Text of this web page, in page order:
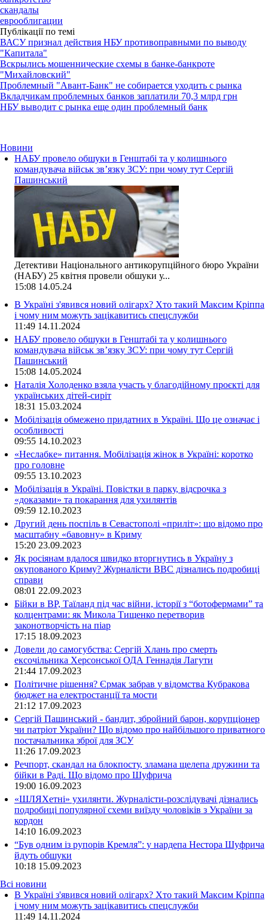
скандалы
еврооблигации
Публікації по темі
ВАСУ признал действия НБУ противоправными по выводу
"Капитала"
Вскрылись мошеннические схемы в банке-банкроте
"Михайловский"
Проблемный "Авант-Банк" не собирается уходить с рынка
Вкладчикам проблемных банков заплатили 70,3 млрд грн
НБУ выводит с рынка еще один проблемный банк
Новини
НАБУ провело обшуки в Генштабі та у колишнього
командувача військ зв’язку ЗСУ: при чому тут Сергій
Пашинський
Детективи Національного антикорупційного бюро України
(НАБУ) 25 квітня провели обшуки у...
15:08 14.05.24
В Україні з'явився новий олігарх? Хто такий Максим Кріппа
і чому ним можуть зацікавитись спецслужби
11:49 14.11.2024
НАБУ провело обшуки в Генштабі та у колишнього
командувача військ зв’язку ЗСУ: при чому тут Сергій
Пашинський
15:08 14.05.2024
Наталія Холоденко взяла участь у благодійному проєкті для
українських дітей-сиріт
18:31 15.03.2024
Мобілізація обмежено придатних в Україні. Що це означає і
особливості
09:55 14.10.2023
«Неслабке» питання. Мобілізація жінок в Україні: коротко
про головне
09:55 13.10.2023
Мобілізація в Україні. Повістки в парку, відсрочка з
«доказами» та покарання для ухилянтів
09:59 12.10.2023
Другий день поспіль в Севастополі «приліт»: що відомо про
масштабну «бавовну» в Криму
15:20 23.09.2023
Як росіянам вдалося швидко вторгнутись в Україну з
окупованого Криму? Журналісти ВВС дізнались подробиці
справи
08:01 22.09.2023
Бійки в ВР, Таїланд під час війни, історії з “ботофермами” та
колцентрами: як Микола Тищенко перетворив
законотворчість на піар
17:15 18.09.2023
Довели до самогубства: Сергій Хлань про смерть
ексочільника Херсонської ОДА Геннадія Лагути
21:44 17.09.2023
Політичне рішення? Єрмак забрав у відомства Кубракова
бюджет на електростанції та мости
21:12 17.09.2023
Сергій Пашинський - бандит, збройний барон, корупціонер
чи патріот України? Що відомо про найбільшого приватного
постачальника зброї для ЗСУ
11:26 17.09.2023
Речпорт, скандал на блокпосту, зламана щелепа дружини та
бійки в Раді. Що відомо про Шуфрича
19:00 16.09.2023
«ШЛЯХетні» ухилянти. Журналісти-розслідувачі дізнались
подробиці популярної схеми виїзду чоловіків з України за
кордон
14:10 16.09.2023
“Був одним із рупорів Кремля”: у нардепа Нестора Шуфрича
йдуть обшуки
10:18 15.09.2023
Всі новини
В Україні з'явився новий олігарх? Хто такий Максим Кріппа
і чому ним можуть зацікавитись спецслужби
11:49 14.11.2024